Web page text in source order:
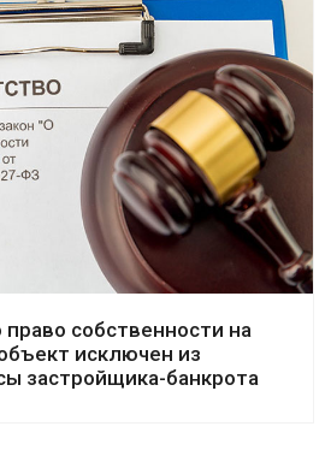
дело
собственности на
исключен из
застройщика-банкрота